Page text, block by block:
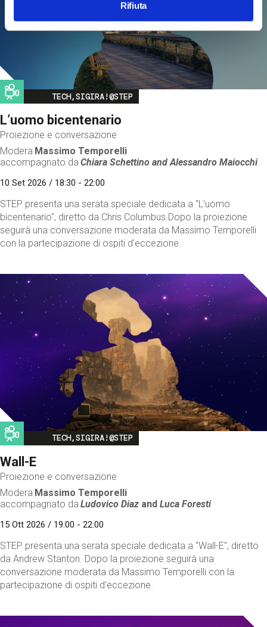
Rifiuta
Image
TECH,SIGIRA!@STEP
L’uomo bicentenario
Proiezione e conversazione
Modera Massimo Temporelli
accompagnato da Chiara Schettino andAlessandro Maiocchi
10 Set 2026 / 18:30 - 22:00
STEP presenta una serata speciale dedicata a "L’uomo
bicentenario", diretto da Chris Columbus.Dopo la proiezione
seguirà una conversazione moderata da Massimo Temporelli
con la partecipazione di ospiti d'eccezione.
Image
TECH,SIGIRA!@STEP
Wall-E
Proiezione e conversazione
Modera Massimo Temporelli
accompagnato da Ludovico Diaz andLuca Foresti
15 Ott 2026 / 19:00 - 22:00
STEP presenta una serata speciale dedicata a "Wall-E", diretto
da Andrew Stanton. Dopo la proiezione seguirà una
conversazione moderata da Massimo Temporelli con la
partecipazione di ospiti d'eccezione.